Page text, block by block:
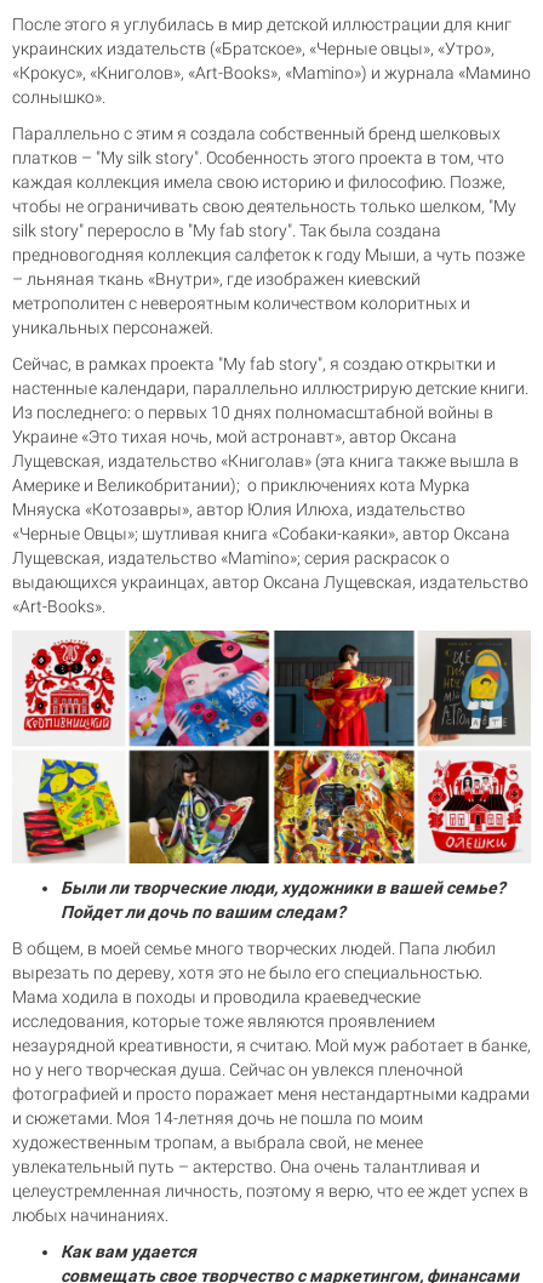
После этого я углубилась в мир детской иллюстрации для книг
украинских издательств («Братское», «Черные овцы», «Утро»,
«Крокус», «Книголов», «Art-Books», «Mamino») и журнала «Мамино
солнышко».
Параллельно с этим я создала собственный бренд шелковых
платков – "My silk story". Особенность этого проекта в том, что
каждая коллекция имела свою историю и философию. Позже,
чтобы не ограничивать свою деятельность только шелком, "My
silk story" переросло в "My fab story". Так была создана
предновогодняя коллекция салфеток к году Мыши, а чуть позже
– льняная ткань «Внутри», где изображен киевский
метрополитен с невероятным количеством колоритных и
уникальных персонажей.
Сейчас, в рамках проекта "My fab story", я создаю открытки и
настенные календари, параллельно иллюстрирую детские книги.
Из последнего: о первых 10 днях полномасштабной войны в
Украине «Это тихая ночь, мой астронавт», автор Оксана
Лущевская, издательство «Книголав» (эта книга также вышла в
Америке и Великобритании); о приключениях кота Мурка
Мняуска «Котозавры», автор Юлия Илюха, издательство
«Черные Овцы»; шутливая книга «Собаки-каяки», автор Оксана
Лущевская, издательство «Mamino»; серия раскрасок о
выдающихся украинцах, автор Оксана Лущевская, издательство
«Art-Books».
Были ли творческие люди, художники в вашей семье?
Пойдет ли дочь по вашим следам?
В общем, в моей семье много творческих людей. Папа любил
вырезать по дереву, хотя это не было его специальностью.
Мама ходила в походы и проводила краеведческие
исследования, которые тоже являются проявлением
незаурядной креативности, я считаю. Мой муж работает в банке,
но у него творческая душа. Сейчас он увлекся пленочной
фотографией и просто поражает меня нестандартными кадрами
и сюжетами. Моя 14-летняя дочь не пошла по моим
художественным тропам, а выбрала свой, не менее
увлекательный путь – актерство. Она очень талантливая и
целеустремленная личность, поэтому я верю, что ее ждет успех в
любых начинаниях.
Как вам удается
совмещать свое творчество с маркетингом, финансами